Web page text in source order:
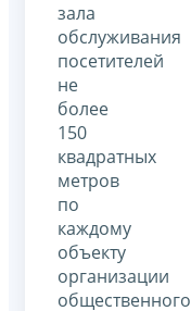
зала
обслуживания
посетителей
не
более
150
квадратных
метров
по
каждому
объекту
организации
общественного